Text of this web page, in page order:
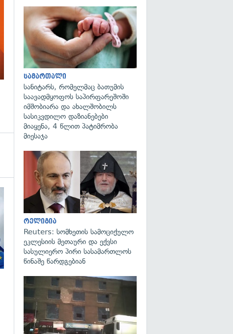
გადახედვა
სამართალი
სანიტარს, რომელმაც ბათუმის
საავადმყოფოს საპირფარეშოში
იმშობიარა და ახალშობილს
სასიკვდილო დაზიანებები
მიაყენა, 4 წლით პატიმრობა
მიესაჯა
რელიგია
Reuters: სომხეთის სამოციქულო
ეკლესიის მეთაური და ექვსი
სასულიერო პირი სასამართლოს
წინაშე წარდგებიან